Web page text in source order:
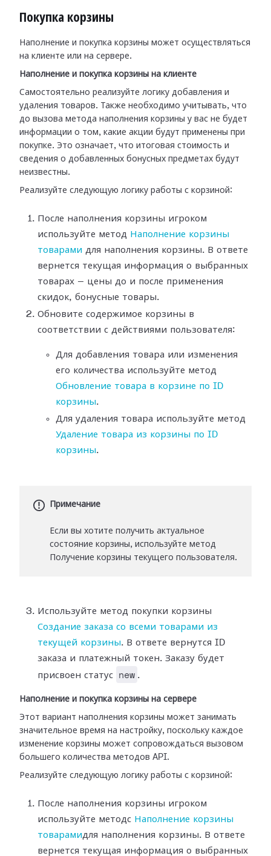
Покупка корзины
Наполнение и покупка корзины может осуществляться
на клиенте или на сервере.
Наполнение и покупка корзины на клиенте
Самостоятельно реализуйте логику добавления и
удаления товаров. Также необходимо учитывать, что
до вызова метода наполнения корзины у вас не будет
информации о том, какие акции будут применены при
покупке. Это означает, что итоговая стоимость и
сведения о добавленных бонусных предметах будут
неизвестны.
Реализуйте следующую логику работы с корзиной:
После наполнения корзины игроком
используйте метод Наполнение корзины
товарами для наполнения корзины. В ответе
вернется текущая информация о выбранных
товарах — цены до и после применения
скидок, бонусные товары.
Обновите содержимое корзины в
соответствии с действиями пользователя:
Для добавления товара или изменения
его количества используйте метод
Обновление товара в корзине по ID
корзины.
Для удаления товара используйте метод
Удаление товара из корзины по ID
корзины.
Примечание
Если вы хотите получить актуальное
состояние корзины, используйте метод
Получение корзины текущего пользователя.
Используйте метод покупки корзины
Создание заказа со всеми товарами из
текущей корзины. В ответе вернутся ID
заказа и платежный токен. Заказу будет
присвоен статус
new .
Наполнение и покупка корзины на сервере
Этот вариант наполнения корзины может занимать
значительное время на настройку, поскольку каждое
изменение корзины может сопровождаться вызовом
большего количества методов API.
Реализуйте следующую логику работы с корзиной:
После наполнения корзины игроком
используйте методс Наполнение корзины
товарамидля наполнения корзины. В ответе
вернется текущая информация о выбранных